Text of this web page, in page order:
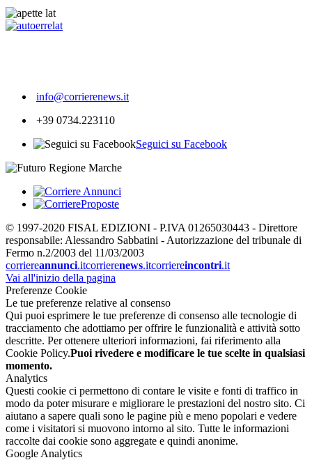
info@corrierenews.it
+39 0734.223110
Seguici su Facebook
© 1997-2020 FISAL EDIZIONI - P.IVA 01265030443 - Direttore
responsabile: Alessandro Sabbatini - Autorizzazione del tribunale di
Fermo n.2/2003 del 11/03/2003
corriereannunci.itcorrierenews.itcorriereincontri.it
Vai all'inizio della pagina
Preferenze Cookie
Le tue preferenze relative al consenso
Qui puoi esprimere le tue preferenze di consenso alle tecnologie di
tracciamento che adottiamo per offrire le funzionalità e attività sotto
descritte. Per ottenere ulteriori informazioni, fai riferimento alla
Cookie Policy.Puoi rivedere e modificare le tue scelte in qualsiasi
momento.
Analytics
Questi cookie ci permettono di contare le visite e fonti di traffico in
modo da poter misurare e migliorare le prestazioni del nostro sito. Ci
aiutano a sapere quali sono le pagine più e meno popolari e vedere
come i visitatori si muovono intorno al sito. Tutte le informazioni
raccolte dai cookie sono aggregate e quindi anonime.
Google Analytics